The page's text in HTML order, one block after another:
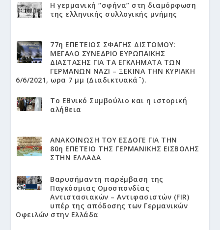
Η γερμανική “σφήνα” στη διαμόρφωση
της ελληνικής συλλογικής μνήμης
77η ΕΠΕΤΕΙΟΣ ΣΦΑΓΗΣ ΔΙΣΤΟΜΟΥ:
ΜΕΓΑΛΟ ΣΥΝΕΔΡΙΟ ΕΥΡΩΠΑΙΚΗΣ
ΔΙΑΣΤΑΣΗΣ ΓΙΑ ΤΑ ΕΓΚΛΗΜΑΤΑ ΤΩΝ
ΓΕΡΜΑΝΩΝ ΝΑΖΙ – ΞΕΚΙΝΑ ΤΗΝ ΚΥΡΙΑΚΗ
6/6/2021, ωρα 7 μμ (Διαδικτυακά¨).
Το Εθνικό Συμβούλιο και η ιστορική
αλήθεια
ΑΝΑΚΟΙΝΩΣΗ ΤΟΥ ΕΣΔΟΓΕ ΓΙΑ ΤΗΝ
80η ΕΠΕΤΕΙΟ ΤΗΣ ΓΕΡΜΑΝΙΚΗΣ ΕΙΣΒΟΛΗΣ
ΣΤΗΝ ΕΛΛΑΔΑ
Βαρυσήμαντη παρέμβαση της
Παγκόσμιας Ομοσπονδίας
Αντιστασιακών – Αντιφασιστών (FIR)
υπέρ της απόδοσης των Γερμανικών
Οφειλών στην Ελλάδα